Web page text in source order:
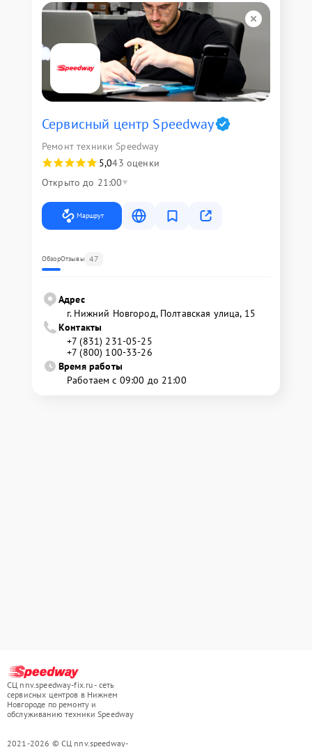
Сервисный центр Speedway
Ремонт техники Speedway
5,043 оценки
Открыто до 21:00
Маршрут
ОбзорОтзывы 47
Адрес
г. Нижний Новгород, Полтавская улица, 15
Контакты
+7 (831) 231-05-25
+7 (800) 100-33-26
Время работы
Работаем с 09:00 до 21:00
СЦ nnv.speedway-fix.ru - сеть
сервисных центров в Нижнем
Новгороде по ремонту и
обслуживанию техники Speedway
2021-2026 © СЦ nnv.speedway-